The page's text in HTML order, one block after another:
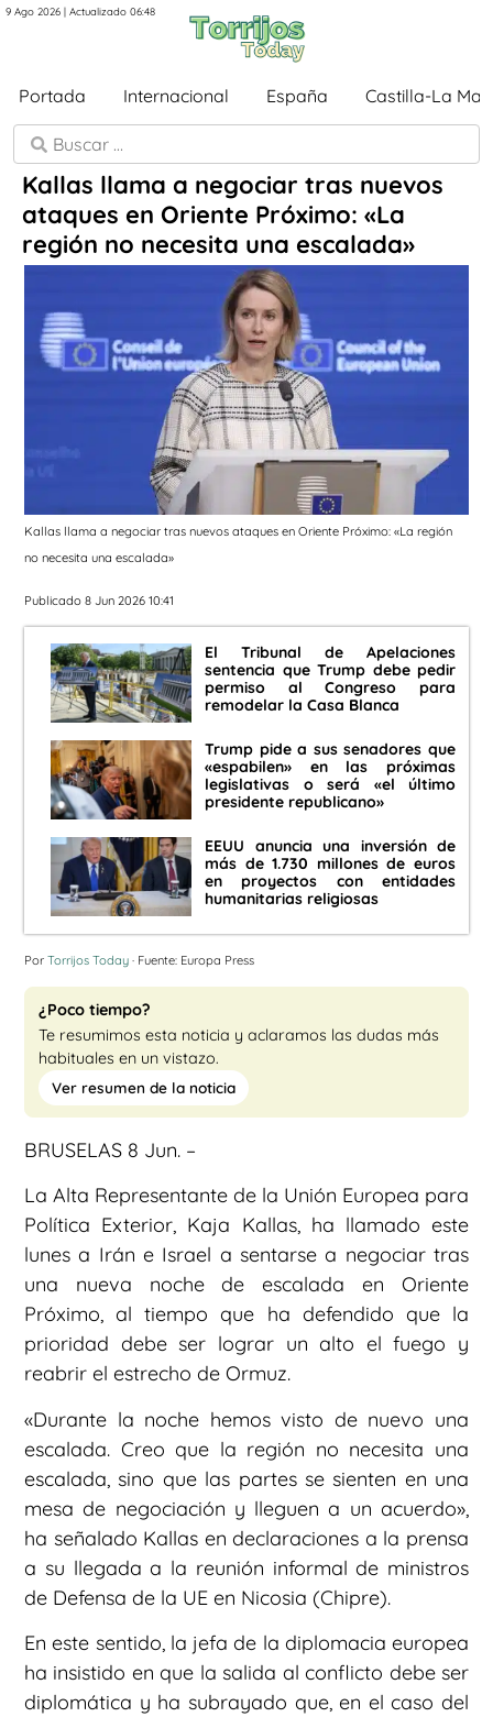
9 Ago 2026 | Actualizado 06:48
Portada Internacional España Castilla-La
Kallas llama a negociar tras nuevos
ataques en Oriente Próximo: «La
región no necesita una escalada»
Kallas llama a negociar tras nuevos ataques en Oriente Próximo: «La región
no necesita una escalada»
Publicado 8 Jun 2026 10:41
El Tribunal de Apelaciones
sentencia que Trump debe pedir
permiso al Congreso para
remodelar la Casa Blanca
Trump pide a sus senadores que
«espabilen» en las próximas
legislativas o será «el último
presidente republicano»
EEUU anuncia una inversión de
más de 1.730 millones de euros
en proyectos con entidades
humanitarias religiosas
Por Torrijos Today · Fuente: Europa Press
¿Poco tiempo?
Te resumimos esta noticia y aclaramos las dudas más
habituales en un vistazo.
Ver resumen de la noticia
BRUSELAS 8 Jun. –
La Alta Representante de la Unión Europea para
Política Exterior, Kaja Kallas, ha llamado este
lunes a Irán e Israel a sentarse a negociar tras
una nueva noche de escalada en Oriente
Próximo, al tiempo que ha defendido que la
prioridad debe ser lograr un alto el fuego y
reabrir el estrecho de Ormuz.
«Durante la noche hemos visto de nuevo una
escalada. Creo que la región no necesita una
escalada, sino que las partes se sienten en una
mesa de negociación y lleguen a un acuerdo»,
ha señalado Kallas en declaraciones a la prensa
a su llegada a la reunión informal de ministros
de Defensa de la UE en Nicosia (Chipre).
En este sentido, la jefa de la diplomacia europea
ha insistido en que la salida al conflicto debe ser
diplomática y ha subrayado que, en el caso del